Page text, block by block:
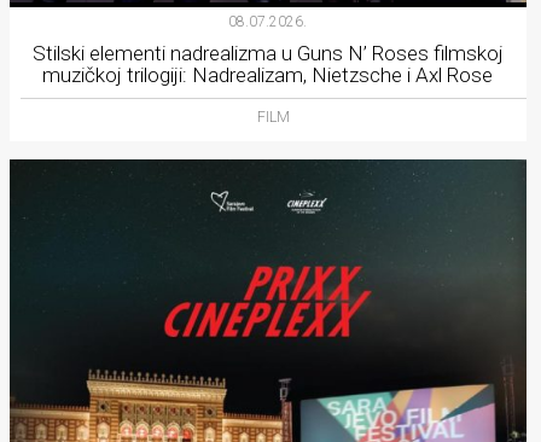
08.07.2026.
Stilski elementi nadrealizma u Guns N’ Roses filmskoj
muzičkoj trilogiji: Nadrealizam, Nietzsche i Axl Rose
FILM